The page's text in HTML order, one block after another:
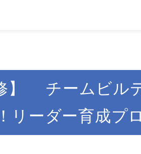
】 チームビル
リーダー育成プ